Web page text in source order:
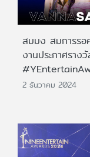
สมมง สมการรอ
งานประกาศราง
2 ธันวาคม 2024